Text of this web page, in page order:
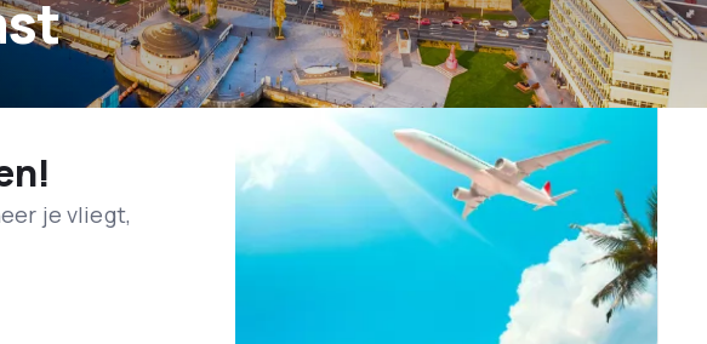
je vliegt,